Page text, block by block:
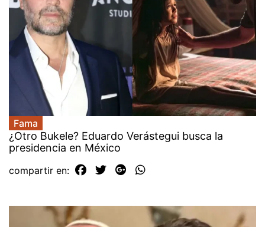
Fama
¿Otro Bukele? Eduardo Verástegui busca la
presidencia en México
compartir en: